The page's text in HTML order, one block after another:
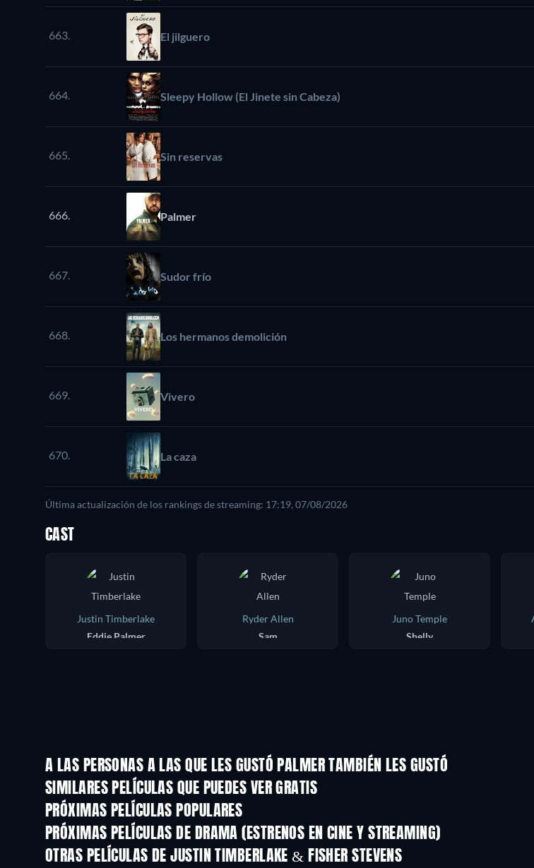
663. El jilguero
664. Sleepy Hollow (El Jinete sin Cabeza)
665. Sin reservas
666. Palmer
667. Sudor frío
668. Los hermanos demolición
669. Vivero
670. La caza
Última actualización de los rankings de streaming: 17:19, 07/08/2026
CAST
Justin Timberlake
Eddie Palmer
Ryder Allen
Sam
Juno Temple
Shelly
A LAS PERSONAS A LAS QUE LES GUSTÓ PALMER TAMBIÉN LES GUSTÓ
SIMILARES PELÍCULAS QUE PUEDES VER GRATIS
PRÓXIMAS PELÍCULAS POPULARES
PRÓXIMAS PELÍCULAS DE DRAMA (ESTRENOS EN CINE Y STREAMING)
OTRAS PELÍCULAS DE JUSTIN TIMBERLAKE & FISHER STEVENS